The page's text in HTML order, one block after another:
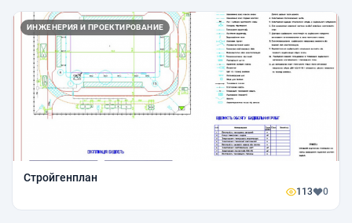
ИНЖЕНЕРИЯ И ПРОЕКТИРОВАНИЕ
Стройгенплан
113 0